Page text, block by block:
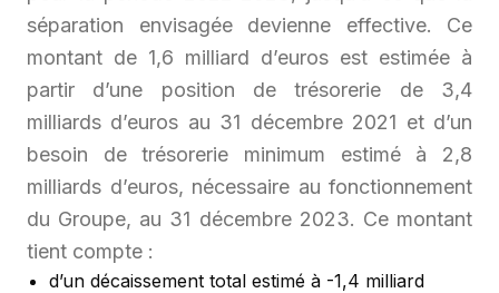
séparation envisagée devienne effective. Ce
montant de 1,6 milliard d’euros est estimée à
partir d’une position de trésorerie de 3,4
milliards d’euros au 31 décembre 2021 et d’un
besoin de trésorerie minimum estimé à 2,8
milliards d’euros, nécessaire au fonctionnement
du Groupe, au 31 décembre 2023. Ce montant
tient compte :
d’un décaissement total estimé à -1,4 milliard